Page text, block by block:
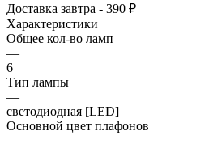
Доставка завтра - 390 ₽
Характеристики
Общее кол-во ламп
—
6
Тип лампы
—
светодиодная [LED]
Основной цвет плафонов
—